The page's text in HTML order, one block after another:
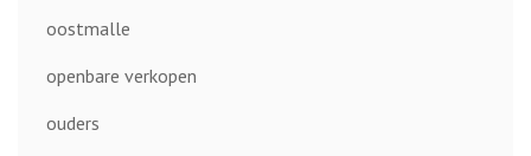
oostmalle
openbare verkopen
ouders